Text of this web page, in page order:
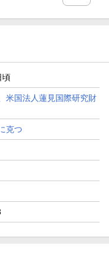
切公演ペアチケット
頃
米国法人蓮見国際研究財
克つ